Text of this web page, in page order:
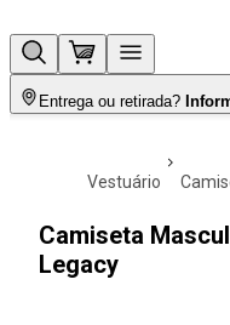
Entrega ou retirada?
vestuário
Camiseta
Legacy